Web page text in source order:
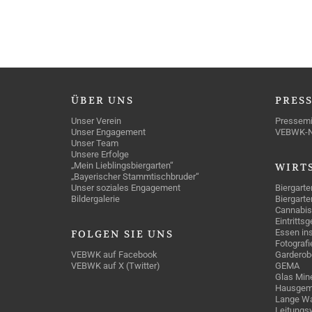
ÜBER UNS
Unser Verein
Unser Engagement
Unser Team
Unsere Erfolge
„Mein Lieblingsbiergarten“
„Bayerischer Stammtischbruder“
Unser soziales Engagement
Bildergalerie
FOLGEN SIE UNS
VEBWK auf Facebook
VEBWK auf X (Twitter)
VEBWK-
Essen
GEMA
Glas
Lange